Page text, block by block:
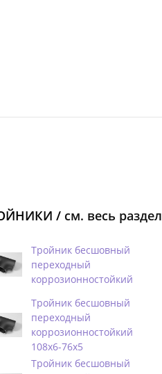
/ см. весь раздел
Тройник бесшовный
переходный
коррозионностойкий
Тройник бесшовный
переходный
коррозионностойкий
108х6-76х5
Тройник бесшовный